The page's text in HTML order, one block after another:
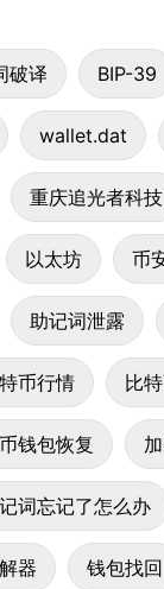
破译 BIP-39
wallet.dat
重庆追光者科技
以太坊 币
助记词泄露
币行情 比
钱包恢复
词忘记了怎么办
器 钱包找回